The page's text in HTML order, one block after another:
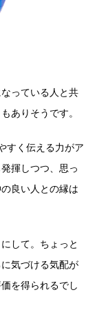
っている人と共
ありそうです。
すく伝える力がア
揮しつつ、思っ
良い人との縁は
して。ちょっと
気づける気配が
を得られるでし